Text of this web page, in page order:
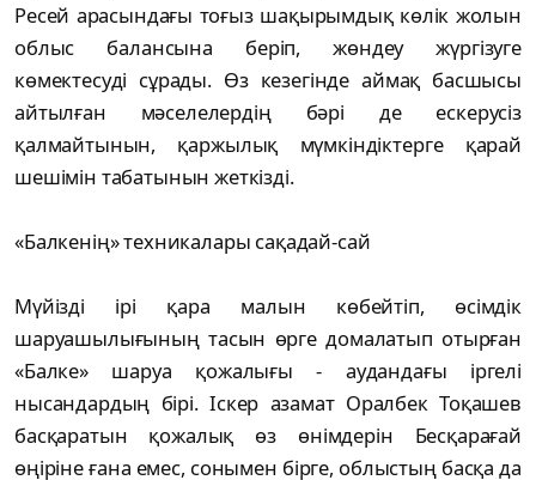
Ресей арасындағы тоғыз шақырымдық көлік жолын
облыс балансына беріп, жөндеу жүргізуге
көмектесуді сұрады. Өз кезегінде аймақ басшысы
айтылған мәселелердің бәрі де ескерусіз
қалмайтынын, қаржылық мүмкіндіктерге қарай
шешімін табатынын жеткізді.
«Балкенің» техникалары сақадай-сай
Мүйізді ірі қара малын көбейтіп, өсімдік
шаруашылығының тасын өрге домалатып отырған
«Балке» шаруа қожалығы - аудандағы іргелі
нысандардың бірі. Іскер азамат Оралбек Тоқашев
басқаратын қожалық өз өнімдерін Бесқарағай
өңіріне ғана емес, сонымен бірге, облыстың басқа да